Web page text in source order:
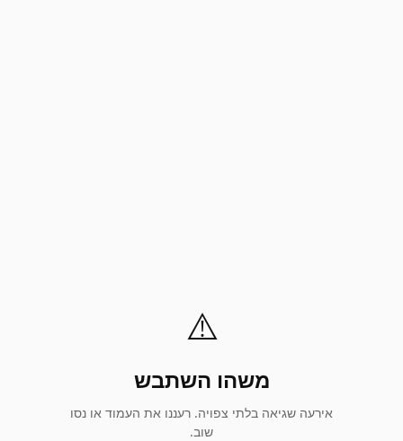
⚠️
משהו השתבש
אירעה שגיאה בלתי צפויה. רעננו את העמוד או נסו
שוב.